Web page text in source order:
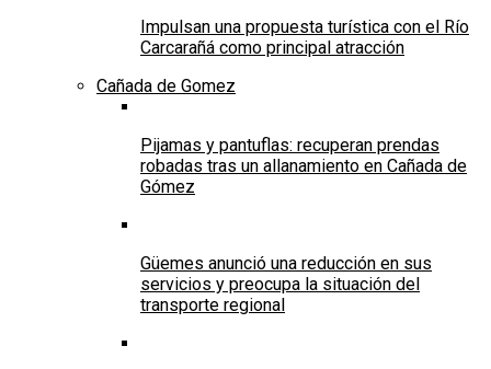
Impulsan una propuesta turística con el Río
Carcarañá como principal atracción
Cañada de Gomez
Pijamas y pantuflas: recuperan prendas
robadas tras un allanamiento en Cañada de
Gómez
Güemes anunció una reducción en sus
servicios y preocupa la situación del
transporte regional